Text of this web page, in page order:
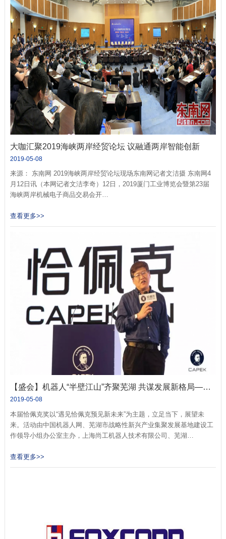
大咖汇聚2019海峡两岸经贸论坛 议融通两岸智能创新
2019-05-08
来源： 东南网 2019海峡两岸经贸论坛现场东南网记者文洁摄 东南网4
月12日讯（本网记者文洁李奇）12日，2019厦门工业博览会暨第23届
海峡两岸机械电子商品交易会开…
查看更多>>
【盛会】机器人“半壁江山”齐聚芜湖 共谋发展新格局——2019中国机器人产业发展论坛暨第五届恰佩克奖隆重举行
2019-05-08
本届恰佩克奖以“遇见恰佩克预见新未来”为主题，立足当下，展望未
来。活动由中国机器人网、芜湖市战略性新兴产业集聚发展基地建设工
作领导小组办公室主办，上海尚工机器人技术有限公司、芜湖…
查看更多>>